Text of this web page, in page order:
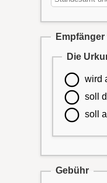
Empfänger
Die
wird
soll
soll
Gebühr